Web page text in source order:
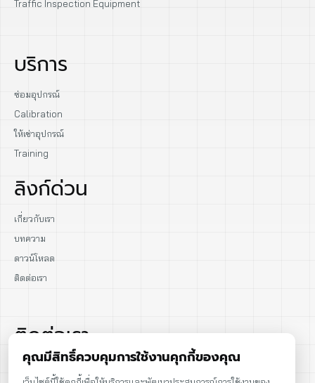
Traffic Inspection Equipment
บริการ
ซ่อมอุปกรณ์
Calibration
ให้เช่าอุปกรณ์
Training
ลิงก์ด่วน
เกี่ยวกับเรา
บทความ
ดาวน์โหลด
ติดต่อเรา
ติดต่อเรา
คุณมีสิทธิ์ควบคุมการใช้งานคุกกี้ของคุณ